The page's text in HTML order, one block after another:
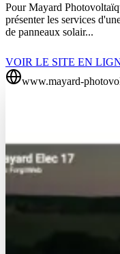
Pour Mayard
présenter les services
de panneaux solair...
VOIR LE SITE EN
www.mayard-